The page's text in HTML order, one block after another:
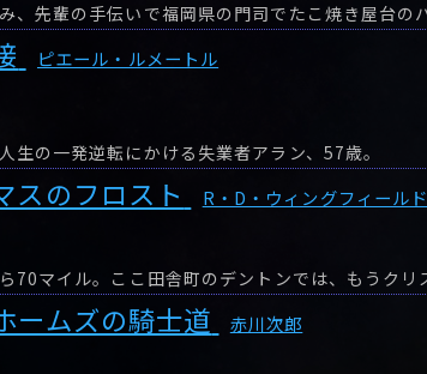
ピエール・ルメートル
生の一発逆転にかける失業者アラン、57歳。
スのフロスト R・D・ウィングフィールド
ームズの騎士道 赤川次郎